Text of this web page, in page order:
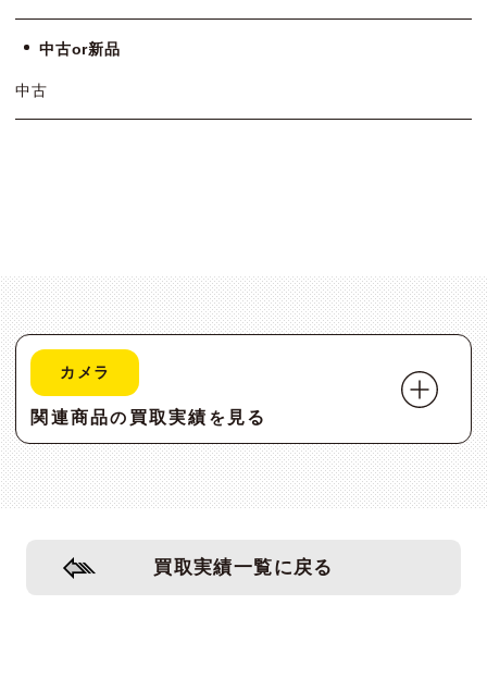
中古or新品
中古
カメラ
関連商品の 買取実績 を 見る
買取実績一覧に戻る